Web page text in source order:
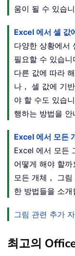
움이 될 수 있습니
Excel 에서 셀 값
다양한 상황에서
필요할 수 있습
다른 값에 따라
나， 셀 값에 기
야 할 수도 있습
행하는 방법을 안
Excel 에서 모든
Excel 에서 모든
어떻게 해야 할
모든 개체， 그
한 방법들을 소개
그림 관련 추가
최고의